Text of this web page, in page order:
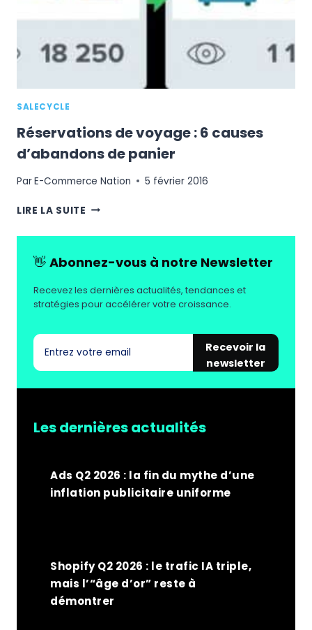
VOTRE
CLIENT
SALECYCLE
Réservations de voyage : 6 causes
d’abandons de panier
ParE-Commerce Nation 5 février 2016
LIRE LA SUITE RÉSERVATIONS
VOYAGE
6
D’ABANDONS
DE
👋 Abonnez-vous à notre Newsletter
Recevez les dernières actualités, tendances et
stratégies pour accélérer votre croissance.
Recevoir la
newsletter
Les dernières actualités
Ads Q2 2026 : la fin du mythe d’une
inflation publicitaire uniforme
Shopify Q2 2026 : le trafic IA triple,
mais l’“âge d’or” reste à
démontrer